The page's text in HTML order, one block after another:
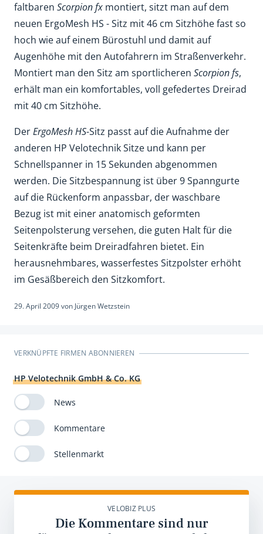
faltbaren Scorpion fx montiert, sitzt man auf dem
neuen ErgoMesh HS - Sitz mit 46 cm Sitzhöhe fast so
hoch wie auf einem Bürostuhl und damit auf
Augenhöhe mit den Autofahrern im Straßenverkehr.
Montiert man den Sitz am sportlicheren Scorpion fs,
erhält man ein komfortables, voll gefedertes Dreirad
mit 40 cm Sitzhöhe.
DerErgoMesh HS-Sitz passt auf die Aufnahme der
anderen HP Velotechnik Sitze und kann per
Schnellspanner in 15 Sekunden abgenommen
werden. Die Sitzbespannung ist über 9 Spanngurte
auf die Rückenform anpassbar, der waschbare
Bezug ist mit einer anatomisch geformten
Seitenpolsterung versehen, die guten Halt für die
Seitenkräfte beim Dreiradfahren bietet. Ein
herausnehmbares, wasserfestes Sitzpolster erhöht
im Gesäßbereich den Sitzkomfort.
29. April 2009von Jürgen Wetzstein
VERKNÜPFTE FIRMEN ABONNIEREN
HP Velotechnik GmbH & Co. KG
News
Kommentare
Stellenmarkt
VELOBIZ PLUS
Die Kommentare sind nur